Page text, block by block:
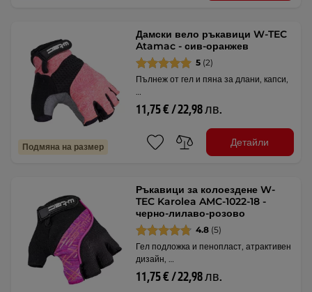
Подмяна на размер
Дамски вело ръкавици W-TEC
Atamac - сив-оранжев
5 (2)
Пълнеж от гел и пяна за длани, капси,
…
11,75 € / 22,98 лв.
Детайли
Ръкавици за колоездене W-
TEC Karolea AMC-1022-18 -
черно-лилаво-розово
4.8 (5)
Гел подложка и пенопласт, атрактивен
дизайн, …
11,75 € / 22,98 лв.